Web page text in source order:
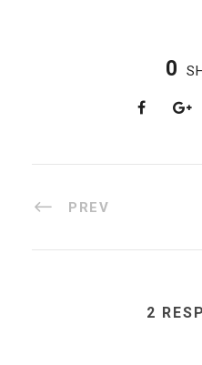
0
PREV
2